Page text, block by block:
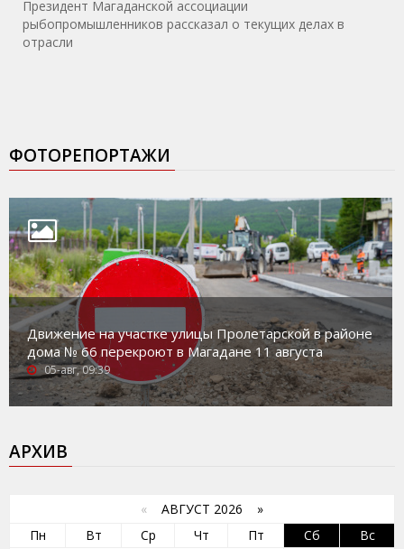
Президент Магаданской ассоциации
рыбопромышленников рассказал о текущих делах в
отрасли
ФОТОРЕПОРТАЖИ
Движение на участке улицы Пролетарской в районе
дома № 66 перекроют в Магадане 11 августа
05-авг, 09:39
АРХИВ
« АВГУСТ 2026 »
Пн
Вт Ср Чт Пт Сб Вс